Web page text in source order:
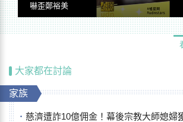
嚇歪鄭裕美
大家都在討論
家族
慈濟遭詐10億佣金！幕後宗教大師媳婦獲100萬交保...